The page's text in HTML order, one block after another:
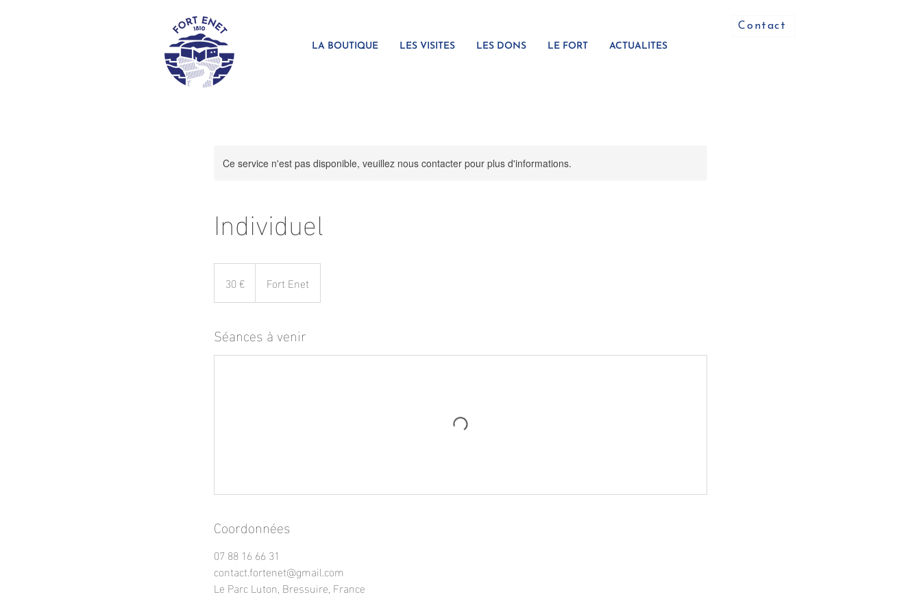
LA BOUTIQUE LES VISITES LES DONS LE FORT ACTUALITES
Contact
Ce service n'est pas disponible, veuillez nous contacter pour plus d'informations.
Individuel
30 € Fort Enet
Séances à venir
Coordonnées
07 88 16 66 31
contact.fortenet@gmail.com
Le Parc Luton, Bressuire, France